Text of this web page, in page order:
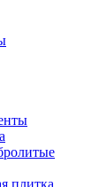
плитка